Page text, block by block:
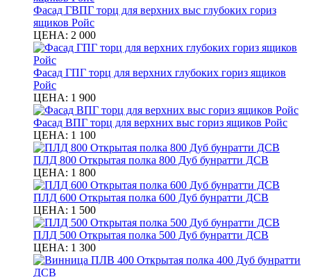
Фасад ГВПГ торц для верхних выс глубоких гориз
ящиков Ройс
ЦЕНА: 2 000
Фасад ГПГ торц для верхних глубоких гориз ящиков
Ройс
ЦЕНА: 1 900
Фасад ВПГ торц для верхних выс гориз ящиков Ройс
ЦЕНА: 1 100
ПЛД 800 Открытая полка 800 Дуб бунратти ДСВ
ЦЕНА: 1 800
ПЛД 600 Открытая полка 600 Дуб бунратти ДСВ
ЦЕНА: 1 500
ПЛД 500 Открытая полка 500 Дуб бунратти ДСВ
ЦЕНА: 1 300